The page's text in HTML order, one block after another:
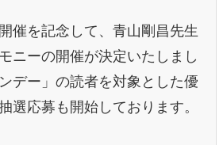
催を記念して、青山剛昌先生
ニーの開催が決定いたしまし
デー」の読者を対象とした優
選応募も開始しております。